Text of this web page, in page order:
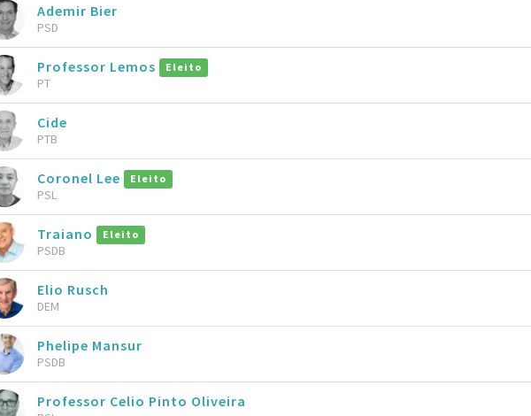
Ademir Bier
PSD
Professor Lemos Eleito
PT
Cide
PTB
Coronel Lee Eleito
PSL
Traiano Eleito
PSDB
Elio Rusch
DEM
Phelipe Mansur
PSDB
Professor Celio Pinto Oliveira